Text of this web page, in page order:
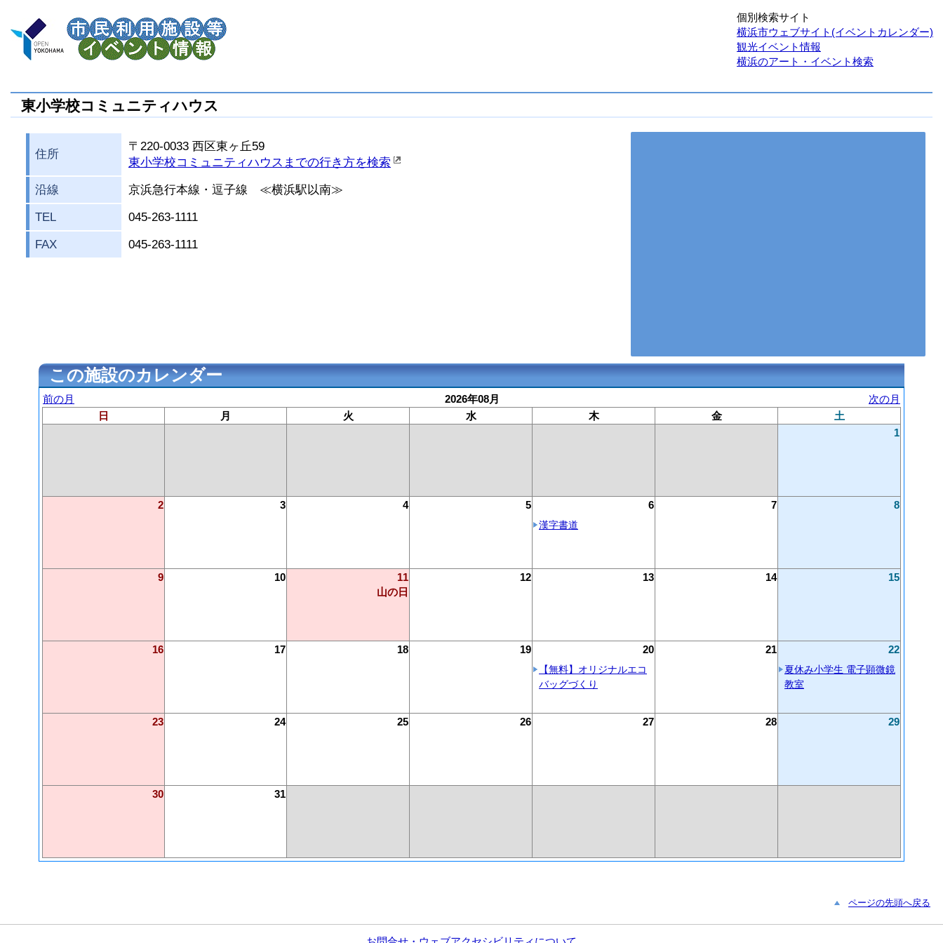
個別検索サイト
横浜市ウェブサイト(イベントカレンダー)
観光イベント情報
横浜のアート・イベント検索
東小学校コミュニティハウス
住所
〒220-0033 西区東ヶ丘59
東小学校コミュニティハウスまでの行き方を検索
沿線 京浜急行本線・逗子線 ≪横浜駅以南≫
TEL 045-263-1111
FAX 045-263-1111
この施設のカレンダー
前の月 2026年08月
次の月
日
月 火 水 木 金
土
1
2 3 4 5 6
漢字書道
7 8
9 10
11
山の日
12 13 14 15
16 17 18 19 20
【無料】オリジナルエコ
バッグづくり
21 22
夏休み小学生 電子顕微鏡
教室
23 24 25 26 27 28 29
30 31
ページの先頭へ戻る